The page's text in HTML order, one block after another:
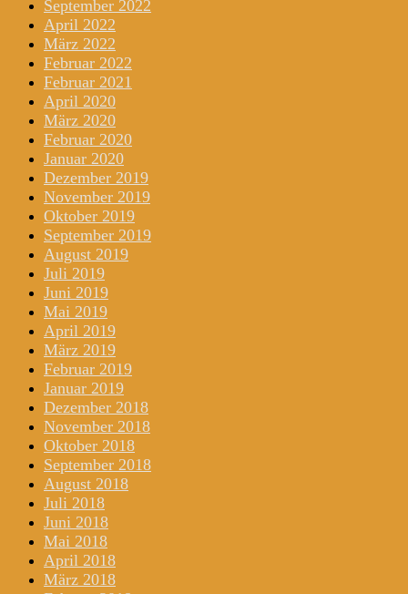
September 2022
April 2022
März 2022
Februar 2022
Februar 2021
April 2020
März 2020
Februar 2020
Januar 2020
Dezember 2019
November 2019
Oktober 2019
September 2019
August 2019
Juli 2019
Juni 2019
Mai 2019
April 2019
März 2019
Februar 2019
Januar 2019
Dezember 2018
November 2018
Oktober 2018
September 2018
August 2018
Juli 2018
Juni 2018
Mai 2018
April 2018
März 2018